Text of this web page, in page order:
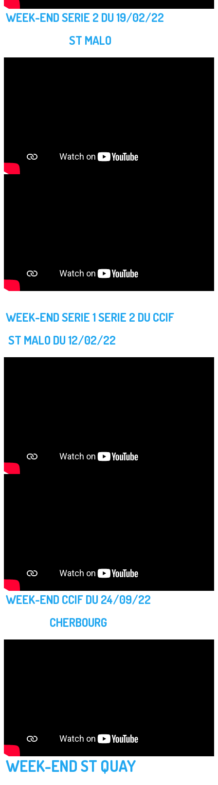
WEEK-END SERIE 2 DU 19/02/22
ST MALO
WEEK-END SERIE 1 SERIE 2 DU CCIF
ST MALO DU 12/02/22
WEEK-END CCIF DU 24/09/22
CHERBOURG
WEEK-END ST QUAY